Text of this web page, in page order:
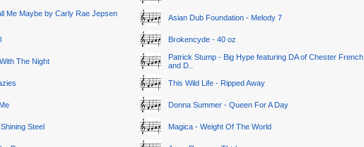
Me Maybe by Carly Rae Jepsen
The Night
Steel
Asian Dub Foundation - Melody 7
Brokencyde - 40 oz
Patrick Stump - Big Hype featuring DA of Chester French
and D..
This Wild Life - Ripped Away
Donna Summer - Queen For A Day
Magica - Weight Of The World